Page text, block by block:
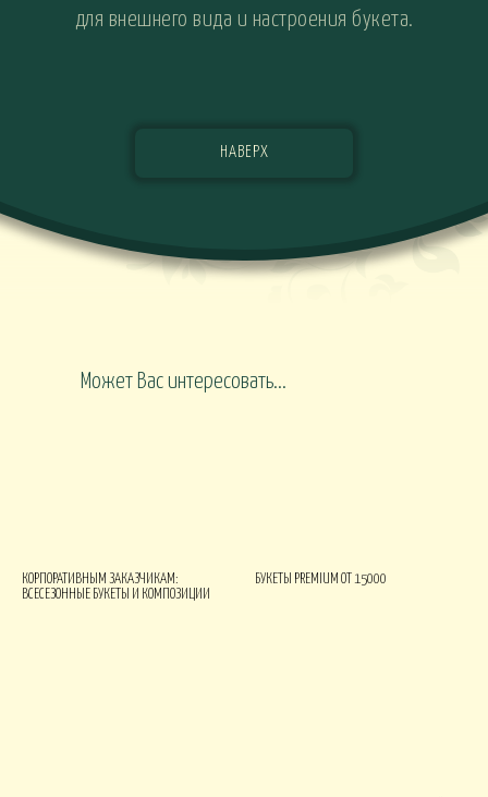
для внешнего вида и настроения букета.
НАВЕРХ
Может Вас интересовать...
КОРПОРАТИВНЫМ ЗАКАЗЧИКАМ:
ВСЕСЕЗОННЫЕ БУКЕТЫ И КОМПОЗИЦИИ
БУКЕТЫ PREMIUM ОТ 15000